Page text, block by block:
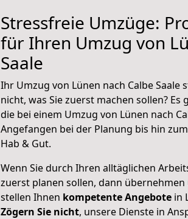
Stressfreie Umzüge:
für Ihren Umzug von
Saale
Ihr Umzug von Lünen nach Calbe Saale
nicht, was Sie zuerst machen sollen?
die bei einem Umzug von Lünen nach
Angefangen bei der Planung bis hin
Hab & Gut.
Wenn Sie durch Ihren alltäglichen
zuerst planen sollen, dann
stellen Ihnen kompetente Angebote in
Zögern Sie nicht, unsere Dienste in